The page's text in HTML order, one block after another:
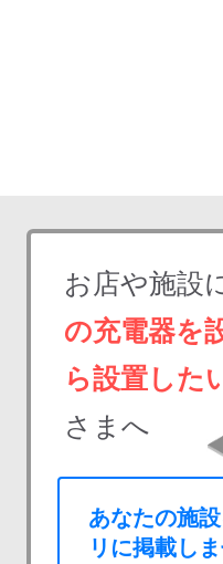
お店や施設
の充電器を
ら設置した
さまへ
あなたの施
リに掲載し